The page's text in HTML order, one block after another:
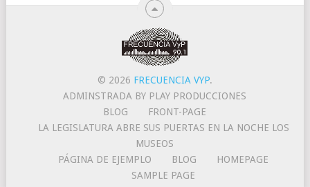
© 2026 FRECUENCIA VYP.
ADMINSTRADA BY PLAY PRODUCCIONES
BLOG
FRONT-PAGE
LA LEGISLATURA ABRE SUS PUERTAS EN LA NOCHE LOS
MUSEOS
PÁGINA DE EJEMPLO
BLOG
HOMEPAGE
SAMPLE PAGE